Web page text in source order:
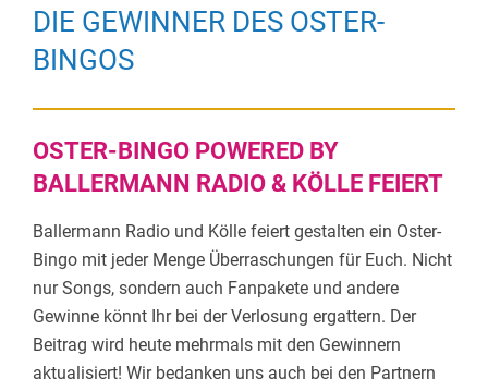
DIE GEWINNER DES OSTER-
BINGOS
OSTER-BINGO POWERED BY
BALLERMANN RADIO & KÖLLE FEIERT
Ballermann Radio und Kölle feiert gestalten ein Oster-
Bingo mit jeder Menge Überraschungen für Euch. Nicht
nur Songs, sondern auch Fanpakete und andere
Gewinne könnt Ihr bei der Verlosung ergattern. Der
Beitrag wird heute mehrmals mit den Gewinnern
aktualisiert! Wir bedanken uns auch bei den Partnern